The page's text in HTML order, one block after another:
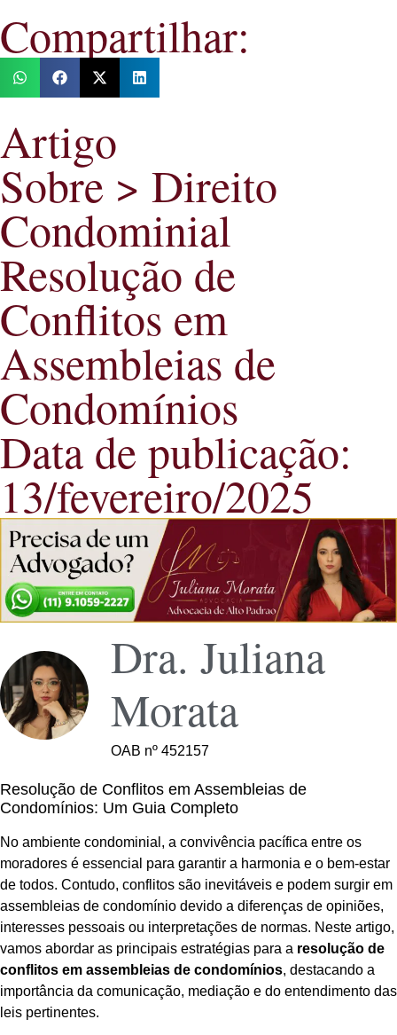
Compartilhar:
Artigo
Sobre > Direito
Condominial
Resolução de
Conflitos em
Assembleias de
Condomínios
Data de publicação:
13/fevereiro/2025
Dra. Juliana
Morata
OAB nº 452157
Resolução de Conflitos em Assembleias de
Condomínios: Um Guia Completo
No ambiente condominial, a convivência pacífica entre os
moradores é essencial para garantir a harmonia e o bem-estar
de todos. Contudo, conflitos são inevitáveis e podem surgir em
assembleias de condomínio devido a diferenças de opiniões,
interesses pessoais ou interpretações de normas. Neste artigo,
vamos abordar as principais estratégias para a resolução de
conflitos em assembleias de condomínios, destacando a
importância da comunicação, mediação e do entendimento das
leis pertinentes.